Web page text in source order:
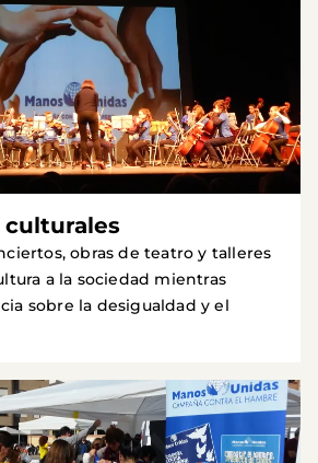
obras de teatro y talleres
a la sociedad mientras
sobre la desigualdad y el